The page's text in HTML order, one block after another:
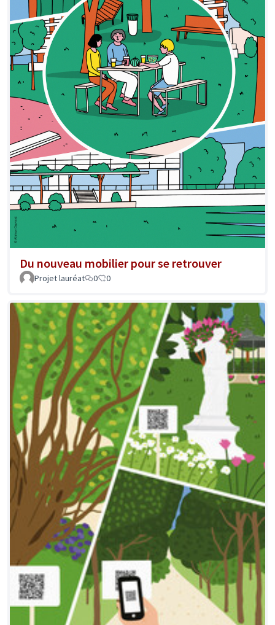
Du nouveau mobilier pour se retrouver
Projet lauréat 0 0